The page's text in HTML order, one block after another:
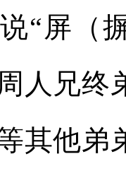
“屏（
人兄终
其他弟